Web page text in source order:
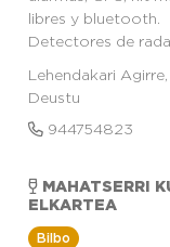
libres y bluetooth.
Detectores de
Lehendakari
Deustu
944754823
ELKARTEA
Bilbo